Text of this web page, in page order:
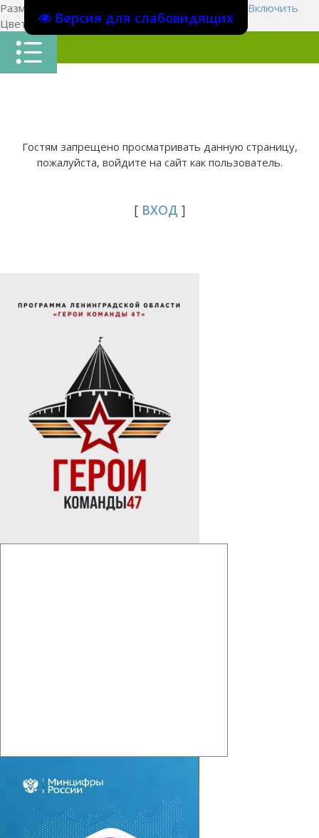
Версия для слабовидящих
Размер шрифта:
Включить
Цвет сайтаЦ Ц Ц Х
Гостям запрещено просматривать данную страницу,
пожалуйста, войдите на сайт как пользователь.
[ ВХОД ]